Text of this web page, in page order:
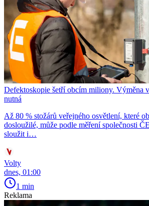
Defektoskopie šetří obcím miliony. Výměna
nutná
Až 80 % stožárů veřejného osvětlení, které
dosloužilé, může podle měření společnosti
sloužit i…
Volty
dnes, 01:00
1 min
Reklama